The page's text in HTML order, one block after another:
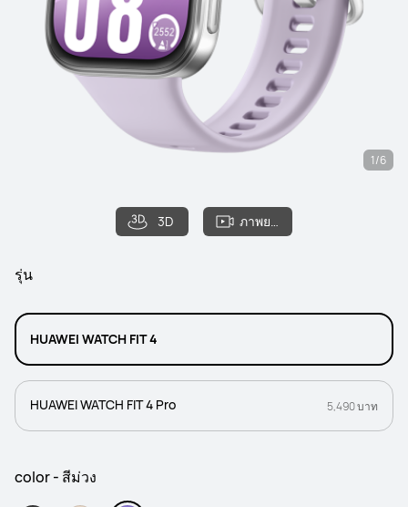
3D ภาพยนตร์
1/6
รุ่น
HUAWEI WATCH FIT 4
HUAWEI WATCH FIT 4 Pro 5,490 บาท
color - สีม่วง